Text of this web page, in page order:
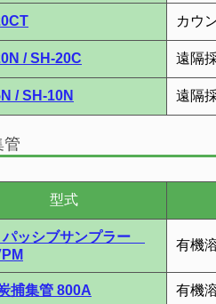
カウ
/ SH-20C 遠隔
/ SH-10N 遠隔
管
型式
パッシブサンプラー
有機
捕集管 800A 有機